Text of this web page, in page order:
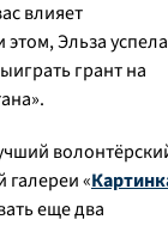
влияет
этом, Эльза успела
грант на
«
еще два